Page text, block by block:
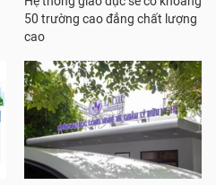
50 trường cao đẳng chất lượng
cao